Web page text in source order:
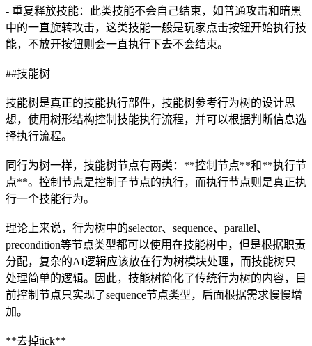
- 重复释放技能：此类技能不会自己结束，如普通攻击和暗黑
中的一直旋转攻击，这类技能一般是玩家点击按钮开始执行技
能，不放开按钮则会一直执行下去不会结束。
##技能树
技能树是真正的技能执行部件，技能树参考行为树的设计思
想，使用树形结构控制技能执行流程，并可以根据判断信息选
择执行流程。
同行为树一样，技能树节点有两类：**控制节点**和**执行节
点**。控制节点是控制子节点的执行，而执行节点则是真正执
行一个技能行为。
理论上来说，行为树中的selector、sequence、parallel、
precondition等节点类型都可以使用在技能树中，但是根据职责
分配，复杂的AI逻辑应该放在行为树模块处理，而技能树只
处理简单的逻辑。因此，技能树简化了传统行为树的内容，目
前控制节点只实现了sequence节点类型，后面根据需求慢慢增
加。
**去掉tick**